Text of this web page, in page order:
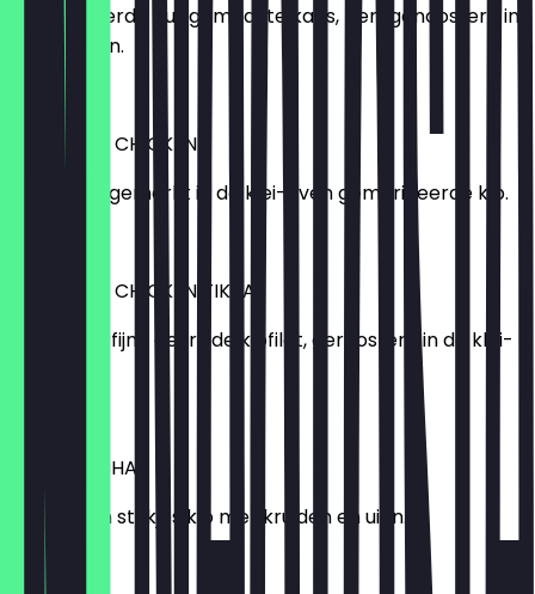
Gemarineerde huisgemaakte kaas, beregenoosterd in
de klei oven.
6,50 €
TANDOORI CHICKEN
In kruiden, gemerkt in de klei-oven gemarineerde kip.
TANDOORI CHICKEN TIKKA
Mild en verfijnd gekruide kipfilet, geroosterd in de klei-
CHICKEN CHAT
Salade van stukjes kip met kruiden en uien.
6,75 €